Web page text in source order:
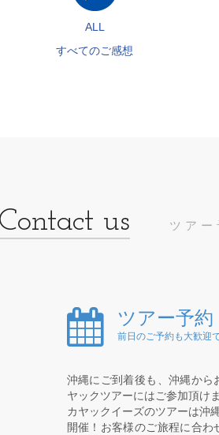
ALL
すべてのご感想
ツア
ツアー予約
前日のご予約も大歓迎
沖縄にご到着後も、沖縄から
ヤックツアーにはご参加頂け
カヤックイーズのツアーは沖
開催！お客様のご旅程に合わ